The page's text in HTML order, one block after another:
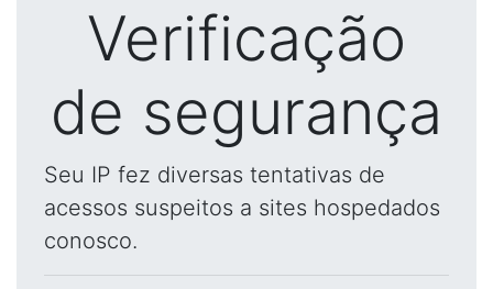
Verificação
de segurança
Seu IP fez diversas tentativas de
acessos suspeitos a sites hospedados
conosco.